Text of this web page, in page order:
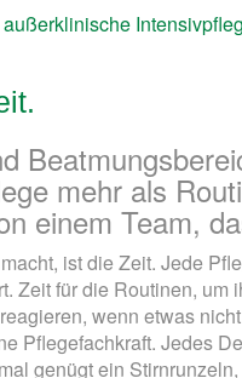
mehr als
einem Team,
ist die Zeit. Jede
Zeit für die Routinen,
wenn etwas
Pflegefachkraft. Jedes
genügt ein